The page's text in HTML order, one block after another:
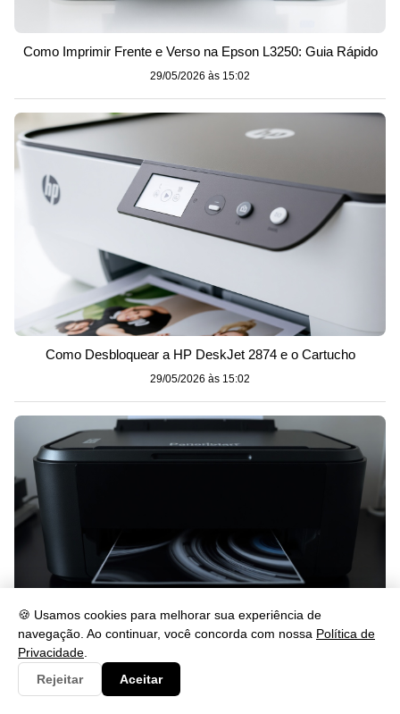
🍪 Usamos cookies para melhorar sua experiência de
navegação. Ao continuar, você concorda com nossa Política de
Privacidade
Rejeitar
Aceitar
Como Imprimir Frente e Verso na Epson L3250: Guia Rápido
29/05/2026 às 15:02
Como Desbloquear a HP DeskJet 2874 e o Cartucho
29/05/2026 às 15:02
Impressora imprimindo com listras: causas e como resolver
29/05/2026 às 15:02